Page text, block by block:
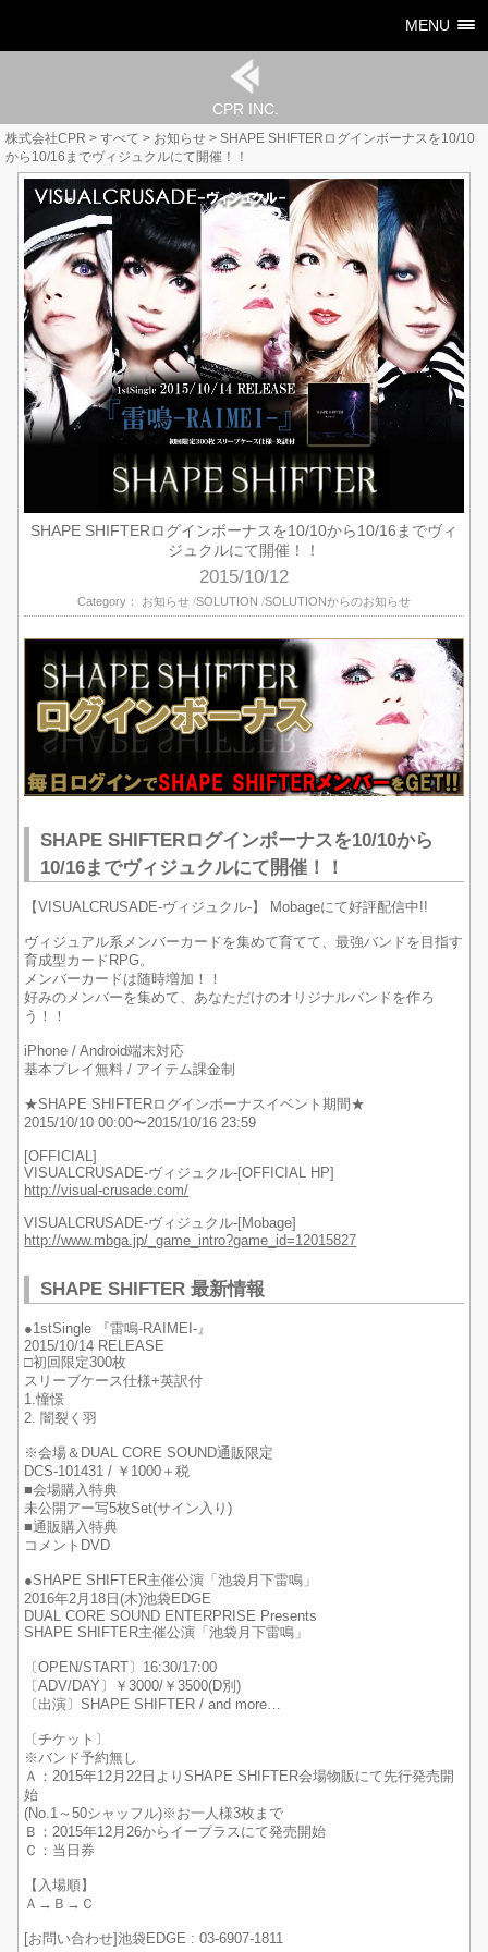
CPR INC.
MENU
株式会社CPR > すべて > お知らせ > SHAPE SHIFTERログインボーナスを10/10
から10/16までヴィジュクルにて開催！！
SHAPE SHIFTERログインボーナスを10/10から10/16までヴィ
ジュクルにて開催！！
2015/10/12
Category： お知らせ SOLUTION SOLUTIONからのお知らせ
SHAPE SHIFTERログインボーナスを10/10から
10/16までヴィジュクルにて開催！！
【VISUALCRUSADE-ヴィジュクル-】 Mobageにて好評配信中!!
ヴィジュアル系メンバーカードを集めて育てて、最強バンドを目指す
育成型カードRPG。
メンバーカードは随時増加！！
好みのメンバーを集めて、あなただけのオリジナルバンドを作ろ
う！！
iPhone / Android端末対応
基本プレイ無料 / アイテム課金制
★SHAPE SHIFTERログインボーナスイベント期間★
2015/10/10 00:00〜2015/10/16 23:59
[OFFICIAL]
VISUALCRUSADE-ヴィジュクル-[OFFICIAL HP]
http://visual-crusade.com/
VISUALCRUSADE-ヴィジュクル-[Mobage]
http://www.mbga.jp/_game_intro?game_id=12015827
SHAPE SHIFTER 最新情報
●1stSingle 『雷鳴-RAIMEI-』
2015/10/14 RELEASE
□初回限定300枚
スリーブケース仕様+英訳付
1.憧憬
2. 闇裂く羽
※会場＆DUAL CORE SOUND通販限定
DCS-101431 / ￥1000＋税
■会場購入特典
未公開アー写5枚Set(サイン入り)
■通販購入特典
コメントDVD
●SHAPE SHIFTER主催公演「池袋月下雷鳴」
2016年2月18日(木)池袋EDGE
DUAL CORE SOUND ENTERPRISE Presents
SHAPE SHIFTER主催公演「池袋月下雷鳴」
〔OPEN/START〕16:30/17:00
〔ADV/DAY〕￥3000/￥3500(D別)
〔出演〕SHAPE SHIFTER / and more…
〔チケット〕
※バンド予約無し
Ａ：2015年12月22日よりSHAPE SHIFTER会場物販にて先行発売開
始
(No.1～50シャッフル)※お一人様3枚まで
Ｂ：2015年12月26からイープラスにて発売開始
Ｃ：当日券
【入場順】
Ａ→Ｂ→Ｃ
[お問い合わせ]池袋EDGE : 03-6907-1811